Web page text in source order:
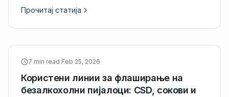
Прочитај статија
7 min read·Feb 25, 2026
Користени линии за флаширање на
безалкохолни пијалоци: CSD, сокови и